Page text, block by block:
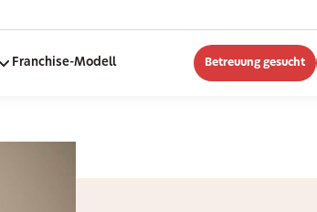
Franchise-Modell Betreuung gesucht